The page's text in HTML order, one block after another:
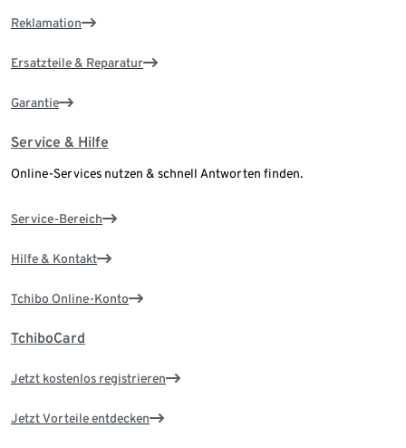
Reklamation
Ersatzteile & Reparatur
Garantie
Service & Hilfe
Online-Services nutzen & schnell Antworten finden.
Service-Bereich
Hilfe & Kontakt
Tchibo Online-Konto
TchiboCard
Jetzt kostenlos registrieren
Jetzt Vorteile entdecken